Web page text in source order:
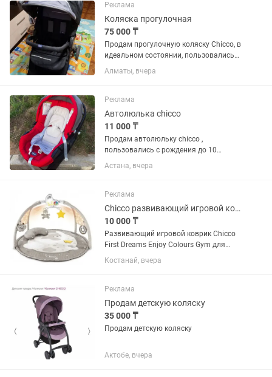
Реклама
Коляска прогулочная
75 000 ₸
Продам прогулочную коляску Chicco, в
идеальном состоянии, пользовались
зима лето, очень удобная, легкая,
компактная, маневренная, легко
комплекте: дождевик и...
Алматы, вчера
Реклама
Автолюлька chicco
11 000 ₸
Продам автолюльку chicco ,
пользовались с рождения до 10
месяцев, состояние отличное, малыш
себя чувствует в удобном положении,
Астана, вчера
Реклама
Chicco развивающий игровой коврик
10 000 ₸
Развивающий игровой коврик Chicco
First Dreams Enjoy Colours Gym для
младенцев. Включает: дуги с
подвесными игрушками; цветную
30 минут); съёмный...
Костанай, вчера
Реклама
Продам детскую коляску
35 000 ₸
Продам детскую коляску
Актобе, вчера